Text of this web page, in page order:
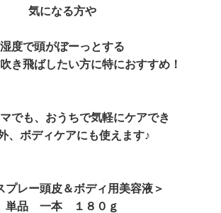
気になる方や
湿度で頭がぼーっとする
き飛ばしたい方に特におすすめ！
でも、おうちで気軽にケアでき
、ボディケアにも使えます♪
プレー頭皮＆ボディ用美容液＞
単品 一本 １８０ｇ